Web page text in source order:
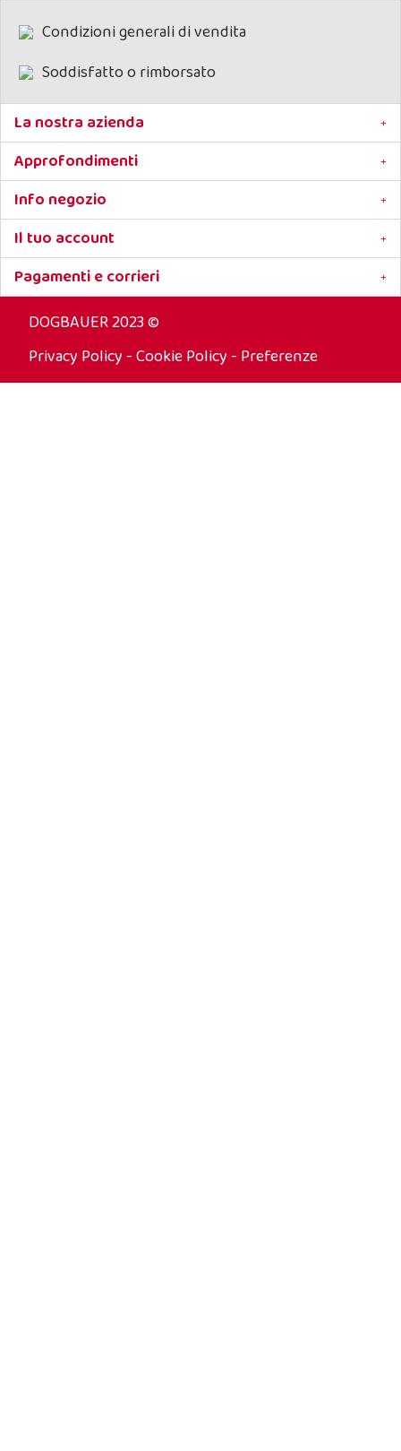
Condizioni generali di vendita
Soddisfatto o rimborsato
La nostra azienda
Approfondimenti
Info negozio
Il tuo account
Pagamenti e corrieri
DOGBAUER 2023 ©
Privacy Policy -Cookie Policy - Preferenze